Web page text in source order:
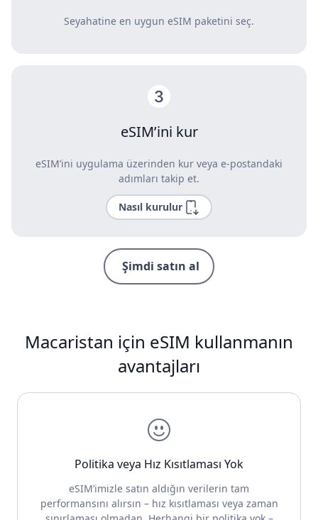
Seyahatine en uygun eSIM paketini seç.
eSIM’ini kur
eSIM’ini uygulama üzerinden kur veya e-postandaki
adımları takip et.
Nasıl kurulur
Şimdi satın al
Macaristan için eSIM kullanmanın
avantajları
Politika veya Hız Kısıtlaması Yok
eSIM’imizle satın aldığın verilerin tam
performansını alırsın – hız kısıtlaması veya zaman